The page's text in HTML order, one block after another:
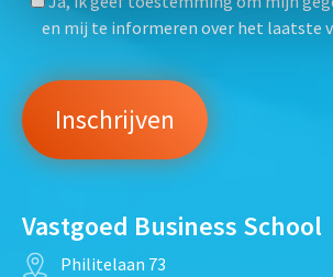
en mij te informeren over het laatste
Vastgoed Business School
Philitelaan 73